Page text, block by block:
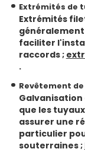
Extrémités de
Extrémités
généralement
faciliter
raccords ;
.
Revêtement
Galvanisation
que les
assurer une
particulier
souterraines ;